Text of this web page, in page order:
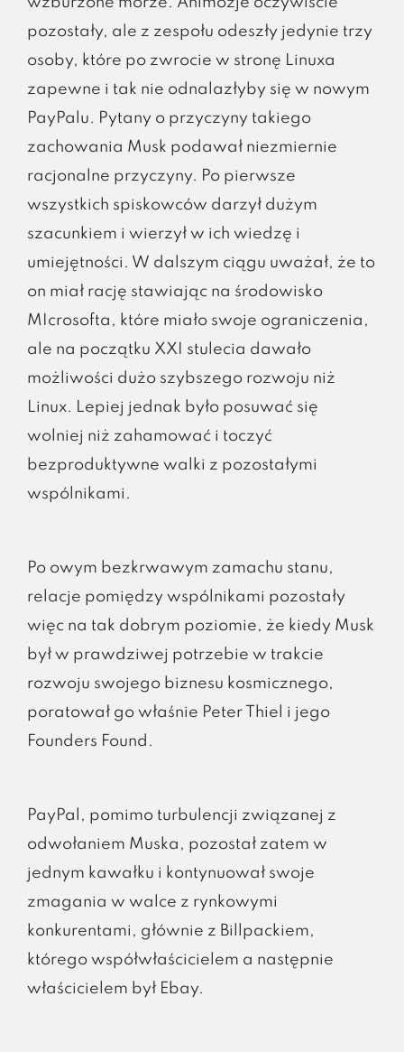
pozostały, ale z zespołu odeszły jedynie trzy
osoby, które po zwrocie w stronę Linuxa
zapewne i tak nie odnalazłyby się w nowym
PayPalu. Pytany o przyczyny takiego
zachowania Musk podawał niezmiernie
racjonalne przyczyny. Po pierwsze
wszystkich spiskowców darzył dużym
szacunkiem i wierzył w ich wiedzę i
umiejętności. W dalszym ciągu uważał, że to
on miał rację stawiając na środowisko
MIcrosofta, które miało swoje ograniczenia,
ale na początku XXI stulecia dawało
możliwości dużo szybszego rozwoju niż
Linux. Lepiej jednak było posuwać się
wolniej niż zahamować i toczyć
bezproduktywne walki z pozostałymi
wspólnikami.
Po owym bezkrwawym zamachu stanu,
relacje pomiędzy wspólnikami pozostały
więc na tak dobrym poziomie, że kiedy Musk
był w prawdziwej potrzebie w trakcie
rozwoju swojego biznesu kosmicznego,
poratował go właśnie Peter Thiel i jego
Founders Found.
PayPal, pomimo turbulencji związanej z
odwołaniem Muska, pozostał zatem w
jednym kawałku i kontynuował swoje
zmagania w walce z rynkowymi
konkurentami, głównie z Billpackiem,
którego współwłaścicielem a następnie
właścicielem był Ebay.